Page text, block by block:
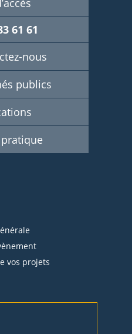
61 61
nous
publics
vos projets